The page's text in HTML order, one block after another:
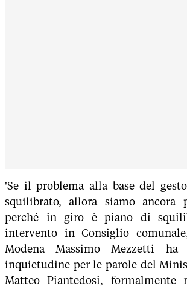
'Se il problema alla base del
squilibrato, allora siamo ancora
perché in giro è piano di
intervento in Consiglio
Modena Massimo Mezzetti ha
inquietudine per le parole del
Matteo Piantedosi, formalmente